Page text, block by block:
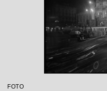
FOTO